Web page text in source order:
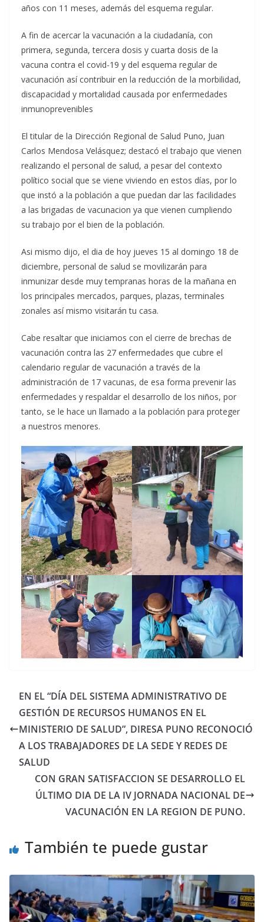
años con 11 meses, además del esquema regular.
A fin de acercar la vacunación a la ciudadanía, con
primera, segunda, tercera dosis y cuarta dosis de la
vacuna contra el covid-19 y del esquema regular de
vacunación así contribuir en la reducción de la morbilidad,
discapacidad y mortalidad causada por enfermedades
inmunoprevenibles
El titular de la Dirección Regional de Salud Puno, Juan
Carlos Mendosa Velásquez; destacó el trabajo que vienen
realizando el personal de salud, a pesar del contexto
político social que se viene viviendo en estos días, por lo
que instó a la población a que puedan dar las facilidades
a las brigadas de vacunacion ya que vienen cumpliendo
su trabajo por el bien de la población.
Asi mismo dijo, el dia de hoy jueves 15 al domingo 18 de
diciembre, personal de salud se movilizarán para
inmunizar desde muy tempranas horas de la mañana en
los principales mercados, parques, plazas, terminales
zonales así mismo visitarán tu casa.
Cabe resaltar que iniciamos con el cierre de brechas de
vacunación contra las 27 enfermedades que cubre el
calendario regular de vacunación a través de la
administración de 17 vacunas, de esa forma prevenir las
enfermedades y respaldar el desarrollo de los niños, por
tanto, se le hace un llamado a la población para proteger
a nuestros menores.
EN EL “DÍA DEL SISTEMA ADMINISTRATIVO DE
GESTIÓN DE RECURSOS HUMANOS EN EL
MINISTERIO DE SALUD”, DIRESA PUNO RECONOCIÓ
A LOS TRABAJADORES DE LA SEDE Y REDES DE
SALUD
CON GRAN SATISFACCION SE DESARROLLO EL
ÚLTIMO DIA DE LA IV JORNADA NACIONAL DE
VACUNACIÓN EN LA REGION DE PUNO.
También te puede gustar